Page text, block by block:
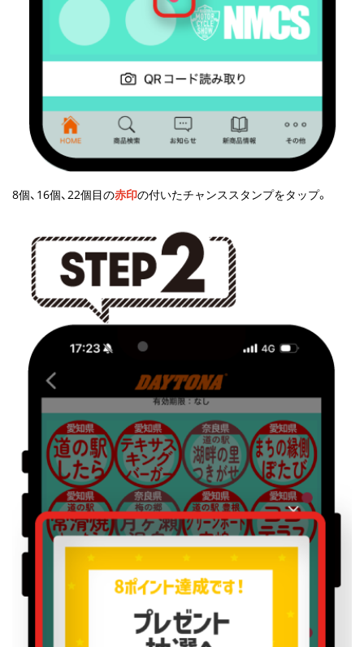
8個、16個、22個目の赤印の付いたチャンススタンプをタップ。